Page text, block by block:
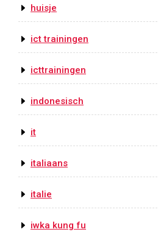
huisje
ict trainingen
icttrainingen
indonesisch
it
italiaans
italie
iwka kung fu